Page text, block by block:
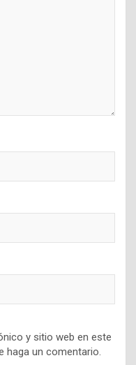
y sitio web en este
haga un comentario.